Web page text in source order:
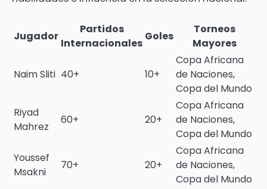
Jugador
Partidos
Internacionales
Goles
Torneos
Mayores
Naim Sliti 40+ 10+
Copa Africana
de Naciones,
Copa del Mundo
Riyad
Mahrez
60+ 20+
Copa Africana
de Naciones,
Copa del Mundo
Youssef
Msakni
70+ 20+
Copa Africana
de Naciones,
Copa del Mundo